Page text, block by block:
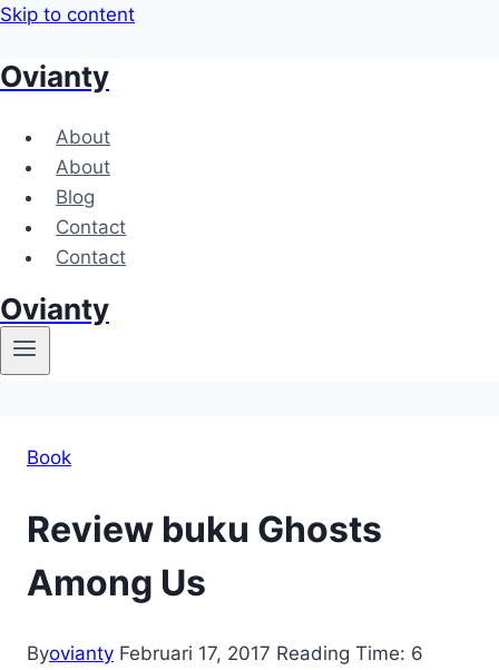
Skip to content
Ovianty
About
About
Blog
Contact
Contact
Ovianty
Book
Review buku Ghosts
Among Us
Byovianty Februari 17, 2017 Reading Time: 6